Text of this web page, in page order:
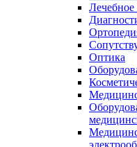
Лечебное
Оптика